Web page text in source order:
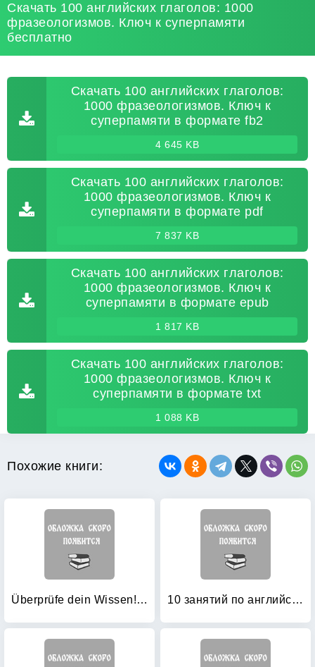
Скачать 100 английских глаголов: 1000
фразеологизмов. Ключ к суперпамяти
бесплатно
Скачать 100 английских глаголов:
1000 фразеологизмов. Ключ к
суперпамяти в формате fb2
4 645 KB
Скачать 100 английских глаголов:
1000 фразеологизмов. Ключ к
суперпамяти в формате pdf
7 837 KB
Скачать 100 английских глаголов:
1000 фразеологизмов. Ключ к
суперпамяти в формате epub
1 817 KB
Скачать 100 английских глаголов:
1000 фразеологизмов. Ключ к
суперпамяти в формате txt
1 088 KB
Похожие книги:
Überprüfe dein Wissen! Deutsch 2: Klasse 10 занятий по английскому: Пособие для преподавания и для занятий на курсах английского языка Александра Драгункина